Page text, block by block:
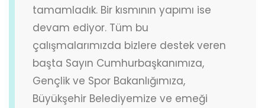
tamamladık. Bir kısmının yapımı ise
devam ediyor. Tüm bu
çalışmalarımızda bizlere destek veren
başta Sayın Cumhurbaşkanımıza,
Gençlik ve Spor Bakanlığımıza,
Büyükşehir Belediyemize ve emeği